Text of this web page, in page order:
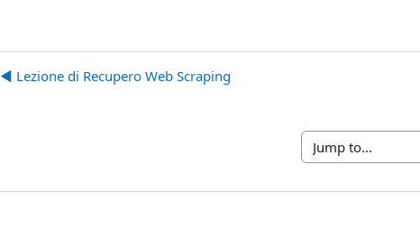
◀︎ Lezione di Recupero Web Scraping
Jump to...